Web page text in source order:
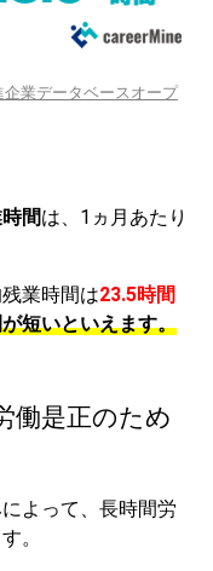
業データベースオープ
間は、1ヵ月あたり
業時間は23.5時間
短いといえます。
働是正のため
よって、長時間労
。